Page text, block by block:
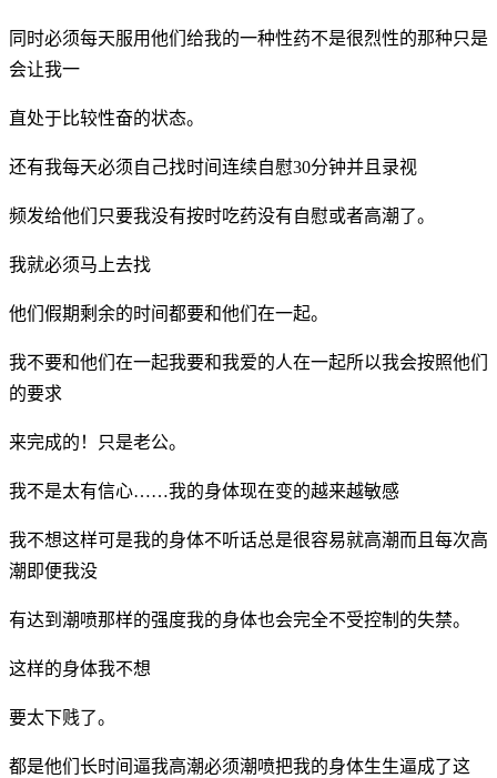
同时必须每天服用他们给我的一种性药不是很烈性的那种只是
会让我一
直处于比较性奋的状态。
还有我每天必须自己找时间连续自慰30分钟并且录视
频发给他们只要我没有按时吃药没有自慰或者高潮了。
我就必须马上去找
他们假期剩余的时间都要和他们在一起。
我不要和他们在一起我要和我爱的人在一起所以我会按照他们
的要求
来完成的！只是老公。
我不是太有信心……我的身体现在变的越来越敏感
我不想这样可是我的身体不听话总是很容易就高潮而且每次高
潮即便我没
有达到潮喷那样的强度我的身体也会完全不受控制的失禁。
这样的身体我不想
要太下贱了。
都是他们长时间逼我高潮必须潮喷把我的身体生生逼成了这